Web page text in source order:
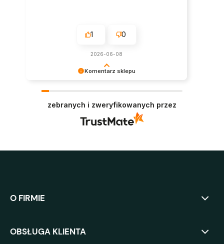
Komentarz sklepu
1 0
2026-06-08
zebranych i zweryfikowanych przez
O FIRMIE
OBSŁUGA KLIENTA